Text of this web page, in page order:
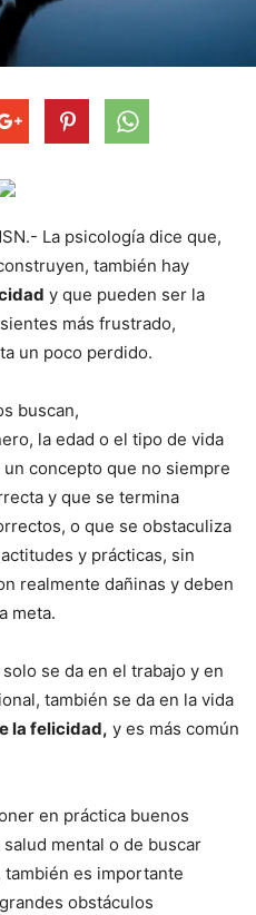
La psicología dice que,
también hay
y que pueden ser la
más frustrado,
un poco perdido.
buscan,
la edad o el tipo de vida
concepto que no siempre
y que se termina
o que se obstaculiza
y prácticas, sin
realmente dañinas y deben
meta.
solo se da en el trabajo y en
también se da en la vida
la felicidad, y es más común
en práctica buenos
mental o de buscar
es importante
obstáculos